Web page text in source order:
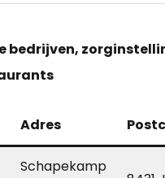
bedrijven,
Adres
Schapekamp